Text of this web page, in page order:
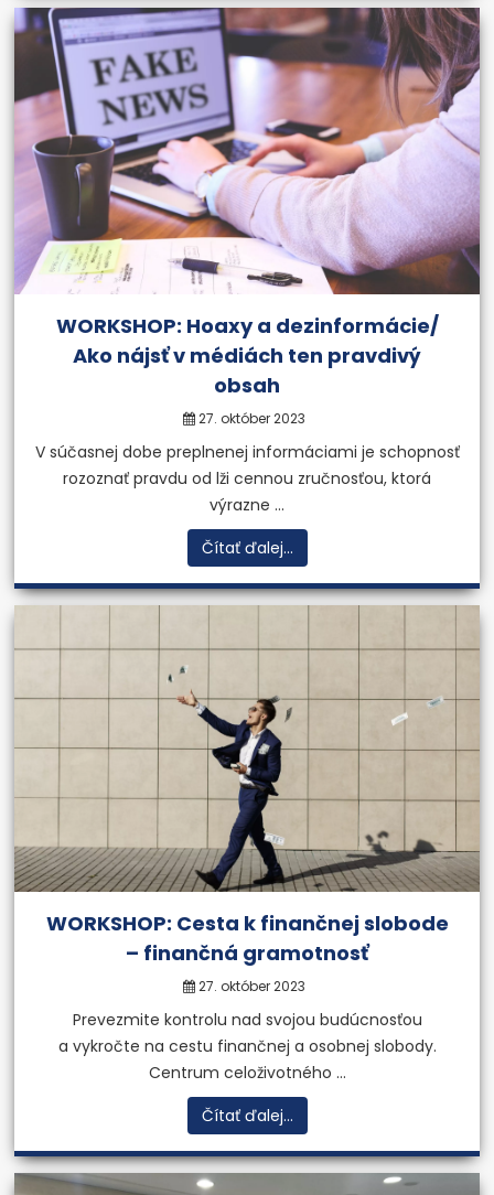
Vypracovávanie znaleckých
posudkov a expertíz v
oblasti ohodnocovania
majetku podniku.
Previous Next
WORKSHOP: Hoaxy a dezinformácie/
Ako nájsť v médiách ten pravdivý
obsah
27. október 2023
V súčasnej dobe preplnenej informáciami je schopnosť
rozoznať pravdu od lži cennou zručnosťou, ktorá
výrazne ...
Čítať ďalej...
WORKSHOP: Cesta k finančnej slobode
– finančná gramotnosť
27. október 2023
Prevezmite kontrolu nad svojou budúcnosťou
a vykročte na cestu finančnej a osobnej slobody.
Centrum celoživotného ...
Čítať ďalej...